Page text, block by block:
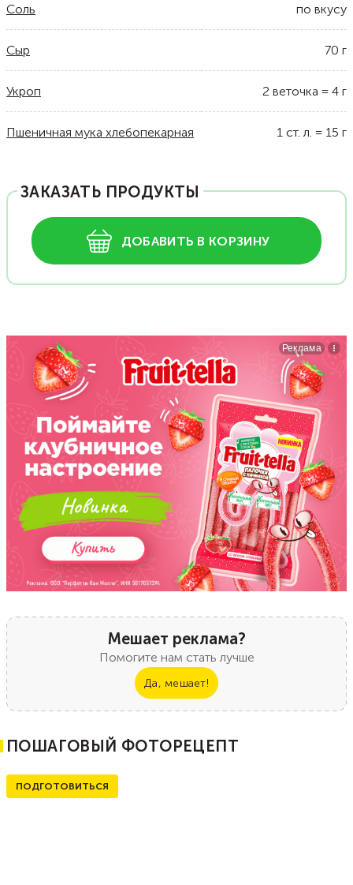
Соль по вкусу
Сыр 70 г
Укроп 2 веточка = 4 г
Пшеничная мука хлебопекарная 1 ст. л. = 15 г
ЗАКАЗАТЬ ПРОДУКТЫ
ДОБАВИТЬ В КОРЗИНУ
Мешает реклама?
Помогите нам стать лучше
Да, мешает!
ПОШАГОВЫЙ ФОТОРЕЦЕПТ
ПОДГОТОВИТЬСЯ